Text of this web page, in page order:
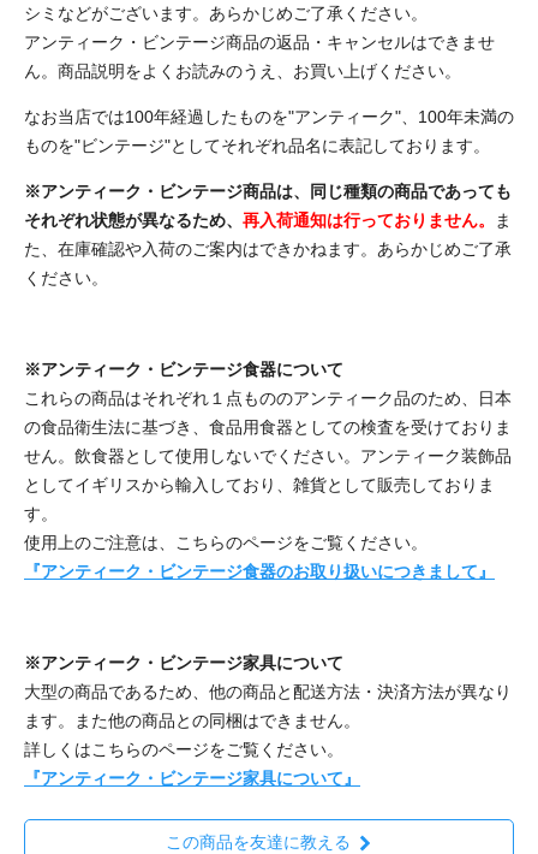
シミなどがございます。あらかじめご了承ください。
アンティーク・ビンテージ商品の返品・キャンセルはできませ
ん。商品説明をよくお読みのうえ、お買い上げください。
なお当店では100年経過したものを"アンティーク"、100年未満の
ものを"ビンテージ"としてそれぞれ品名に表記しております。
※アンティーク・ビンテージ商品は、同じ種類の商品であっても
それぞれ状態が異なるため、 再入荷通知は行っておりません。
ま
た、在庫確認や入荷のご案内はできかねます。あらかじめご了承
ください。
※アンティーク・ビンテージ食器について
これらの商品はそれぞれ１点もののアンティーク品のため、日本
の食品衛生法に基づき、食品用食器としての検査を受けておりま
せん。飲食器として使用しないでください。アンティーク装飾品
としてイギリスから輸入しており、雑貨として販売しておりま
す。
使用上のご注意は、こちらのページをご覧ください。
『アンティーク・ビンテージ食器のお取り扱いにつきまして』
※アンティーク・ビンテージ家具について
大型の商品であるため、他の商品と配送方法・決済方法が異なり
ます。また他の商品との同梱はできません。
詳しくはこちらのページをご覧ください。
『アンティーク・ビンテージ家具について』
この商品を友達に教える